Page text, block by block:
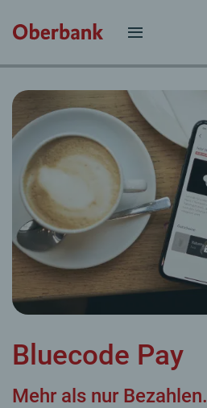
Bluecode Pay
Mehr als nur Bezahlen.